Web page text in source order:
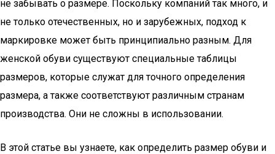
не забывать о размере. Поскольку компаний так много, и
не только отечественных, но и зарубежных, подход к
маркировке может быть принципиально разным. Для
женской обуви существуют специальные таблицы
размеров, которые служат для точного определения
размера, а также соответствуют различным странам
производства. Они не сложны в использовании.
В этой статье вы узнаете, как определить размер обуви и